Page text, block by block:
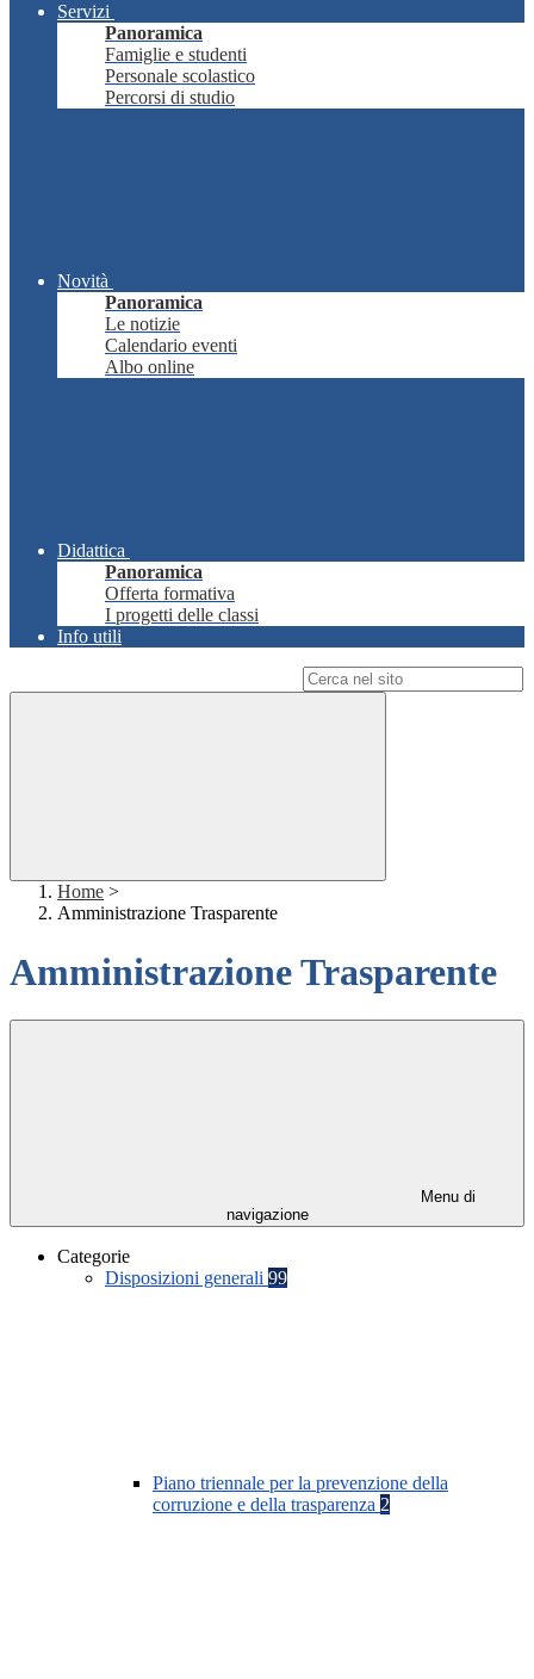
Servizi
Panoramica
Famiglie e studenti
Personale scolastico
Percorsi di studio
Novità
Panoramica
Le notizie
Calendario eventi
Albo online
Didattica
Panoramica
Offerta formativa
I progetti delle classi
Info utili
Home >
Amministrazione Trasparente
Amministrazione Trasparente
Menu di
navigazione
Categorie
Disposizioni generali 99
Piano triennale per la prevenzione della
corruzione e della trasparenza 2